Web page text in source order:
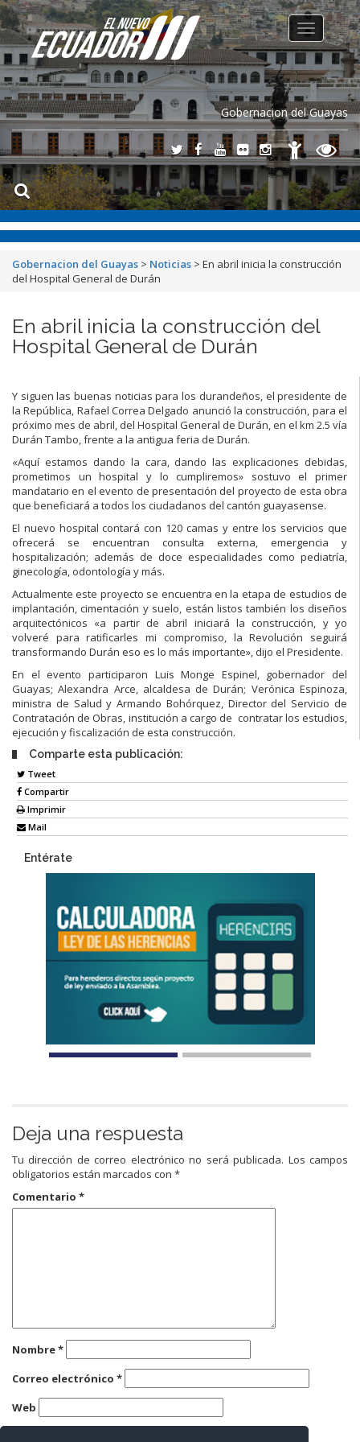
Gobernacion del Guayas
Toggle
navigation
Gobernacion del Guayas > Noticias > En abril inicia la construcción
del Hospital General de Durán
En abril inicia la construcción del
Hospital General de Durán
Y siguen las buenas noticias para los durandeños, el presidente de
la República, Rafael Correa Delgado anunció la construcción, para el
próximo mes de abril, del Hospital General de Durán, en el km 2.5 vía
Durán Tambo, frente a la antigua feria de Durán.
«Aquí estamos dando la cara, dando las explicaciones debidas,
prometimos un hospital y lo cumpliremos» sostuvo el primer
mandatario en el evento de presentación del proyecto de esta obra
que beneficiará a todos los ciudadanos del cantón guayasense.
El nuevo hospital contará con 120 camas y entre los servicios que
ofrecerá se encuentran consulta externa, emergencia y
hospitalización; además de doce especialidades como pediatría,
ginecología, odontología y más.
Actualmente este proyecto se encuentra en la etapa de estudios de
implantación, cimentación y suelo, están listos también los diseños
arquitectónicos «a partir de abril iniciará la construcción, y yo
volveré para ratificarles mi compromiso, la Revolución seguirá
transformando Durán eso es lo más importante», dijo el Presidente.
En el evento participaron Luis Monge Espinel, gobernador del
Guayas; Alexandra Arce, alcaldesa de Durán; Verónica Espinoza,
ministra de Salud y Armando Bohórquez, Director del Servicio de
Contratación de Obras, institución a cargo de contratar los estudios,
ejecución y fiscalización de esta construcción.
Comparte esta publicación:
Tweet
Compartir
Imprimir
Mail
Entérate
Deja una respuesta
Tu dirección de correo electrónico no será publicada. Los campos
obligatorios están marcados con *
Comentario *
Nombre*
Correo electrónico *
Web